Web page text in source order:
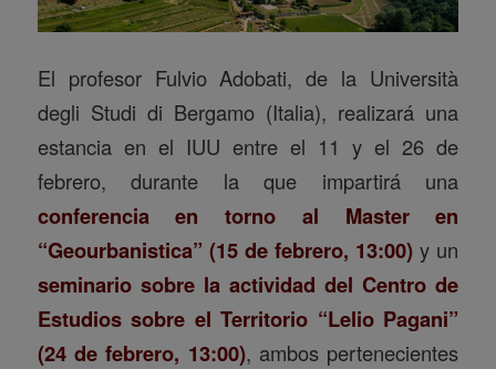
El profesor Fulvio Adobati, de la Università
degli Studi di Bergamo (Italia), realizará una
estancia en el IUU entre el 11 y el 26 de
febrero, durante la que impartirá una
conferencia en torno al Master en
“Geourbanistica” (15 de febrero, 13:00) y un
seminario sobre la actividad del Centro de
Estudios sobre el Territorio “Lelio Pagani”
(24 de febrero, 13:00), ambos pertenecientes